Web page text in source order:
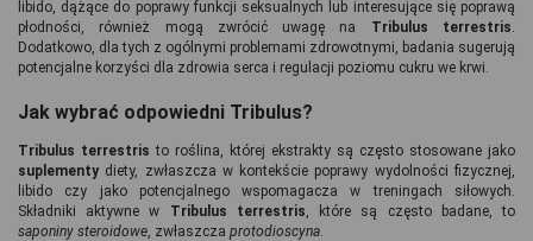
libido, dążące do poprawy funkcji seksualnych lub interesujące się poprawą
płodności, również mogą zwrócić uwagę na Tribulus terrestris
Dodatkowo, dla tych z ogólnymi problemami zdrowotnymi, badania sugerują
potencjalne korzyści dla zdrowia serca i regulacji poziomu cukru we krwi.
Jak wybrać odpowiedni Tribulus?
Tribulus terrestris
suplementy diety, zwłaszcza w kontekście poprawy wydolności fizycznej,
libido czy jako potencjalnego wspomagacza w treningach siłowych.
Składniki aktywne w Tribulus terrestris
saponiny steroidowe, zwłaszcza protodioscyna.